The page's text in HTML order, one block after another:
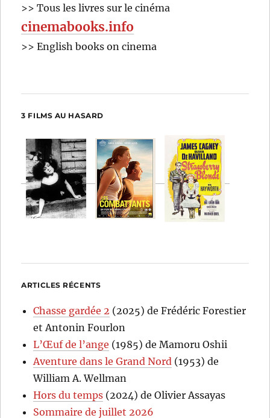
>> Tous les livres sur le cinéma
cinemabooks.info
>> English books on cinema
3 FILMS AU HASARD
ARTICLES RÉCENTS
Chasse gardée 2 (2025) de Frédéric Forestier
et Antonin Fourlon
L’Œuf de l’ange (1985) de Mamoru Oshii
Aventure dans le Grand Nord (1953) de
William A. Wellman
Hors du temps (2024) de Olivier Assayas
Sommaire de juillet 2026